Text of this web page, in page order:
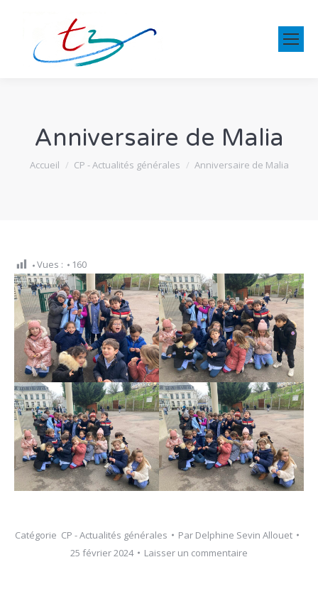
Anniversaire de Malia
Vous êtes ici :
Accueil CP - Actualités générales Anniversaire de Malia
Vues : 160
Catégorie CP - Actualités générales Par Delphine Sevin Allouet
25 février 2024
Laisser un commentaire